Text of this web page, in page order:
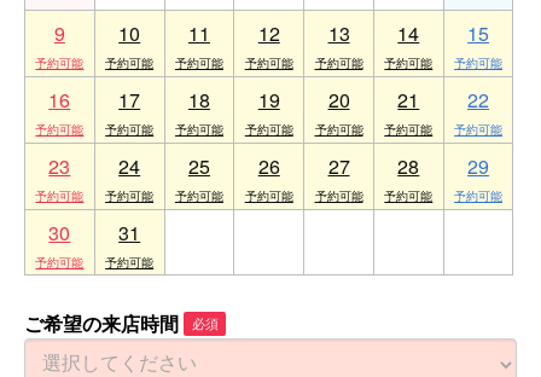
9 10 11 12 13 14 15
16 17 18 19 20 21 22
23 24 25 26 27 28 29
30 31
ご希望の来店時間 必須